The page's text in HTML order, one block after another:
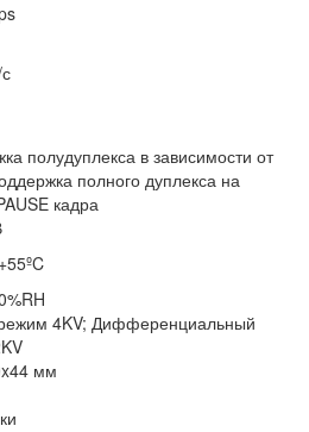
полудуплекса в зависимости от
полного дуплекса на
кадра
4KV; Дифференциальный
мм